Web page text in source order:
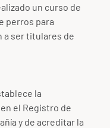
un curso de
perros para
a ser titulares de
la
el Registro de
y de acreditar la